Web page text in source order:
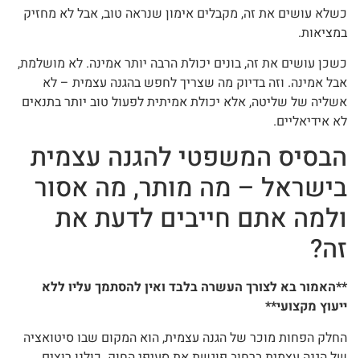
כשלא עושים את זה, מקבלים אימון שנראה טוב, אבל לא מחזיק
במציאות.
כשכן עושים את זה, בונים יכולת הרבה יותר אמינה. לא מושלמת,
אבל אמינה. וזה בדיוק מה שצריך לחפש בהגנה עצמית – לא
אשליה של שליטה, אלא יכולת אמיתית לפעול טוב יותר בתנאים
לא אידיאליים.
הבסיס המשפטי להגנה עצמית
בישראל – מה מותר, מה אסור
ולמה אתם חייבים לדעת את
זה?
**האמור בא לצורך העשרה בלבד ואין להסתמך עליו ללא
ייעוץ מקצועי**
החלק הפחות מוכר של הגנה עצמית, הוא המקום שבו סיטואציה